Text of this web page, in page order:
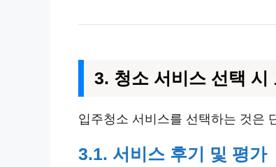
3. 청소 서비스 선택 시
입주청소 서비스를 선택하는 것은
3.1. 서비스 후기 및 평가